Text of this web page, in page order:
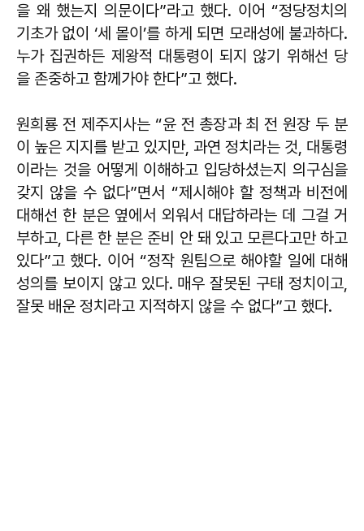
을 왜 했는지 의문이다”라고 했다. 이어 “정당정치의
기초가 없이 ‘세 몰이’를 하게 되면 모래성에 불과하다.
누가 집권하든 제왕적 대통령이 되지 않기 위해선 당
을 존중하고 함께가야 한다”고 했다.
원희룡 전 제주지사는 “윤 전 총장과 최 전 원장 두 분
이 높은 지지를 받고 있지만, 과연 정치라는 것, 대통령
이라는 것을 어떻게 이해하고 입당하셨는지 의구심을
갖지 않을 수 없다”면서 “제시해야 할 정책과 비전에
대해선 한 분은 옆에서 외워서 대답하라는 데 그걸 거
부하고, 다른 한 분은 준비 안 돼 있고 모른다고만 하고
있다”고 했다. 이어 “정작 원팀으로 해야할 일에 대해
성의를 보이지 않고 있다. 매우 잘못된 구태 정치이고,
잘못 배운 정치라고 지적하지 않을 수 없다”고 했다.